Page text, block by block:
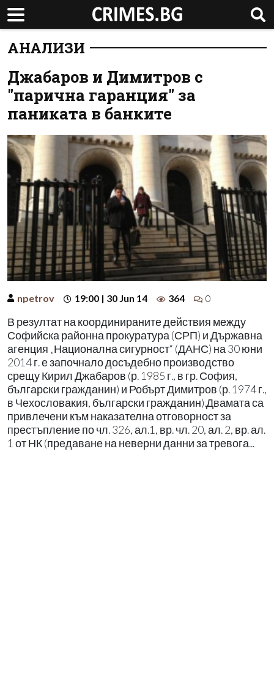
АНАЛИЗИ
Джабаров и Димитров с
"парична гаранция" за
паниката в банките
npetrov 19:00 | 30 Jun 14 364 0
В резултат на координираните действия между
Софийска районна прокуратура (СРП) и Държавна
агенция „Национална сигурност“ (ДАНС) на 30 юни
2014 г. е започнало досъдебно производство
срещу Кирил Джабаров (р. 1985 г., в гр. София,
български гражданин) и Робърт Димитров (р. 1974 г.,
в Чехословакия, български гражданин).Двамата са
привлечени към наказателна отговорност за
престъпление по чл. 326, ал.1, вр. чл. 20, ал. 2, вр. ал.
1 от НК (предаване на неверни данни за тревога...